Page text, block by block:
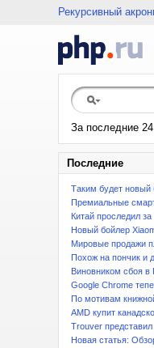
Рекурсивный
За последние
Последние
Таким будет новый
Премиальные
Китай проследил
Новый бойлер
Мировые продажи
Похож на пончик и
Виновником сбоя в
Google Chrome
По мотивам
AMD купит
Trouver
Новая статья: